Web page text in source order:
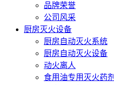
品牌荣誉
公司风采
厨房灭火设备
厨房自动灭火系统
厨房自动灭火设备
动火离人
食用油专用灭火药剂